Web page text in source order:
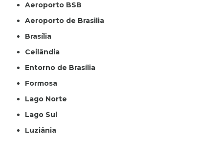
Aeroporto BSB
Aeroporto de Brasilia
Brasília
Ceilândia
Entorno de Brasília
Formosa
Lago Norte
Lago Sul
Luziânia